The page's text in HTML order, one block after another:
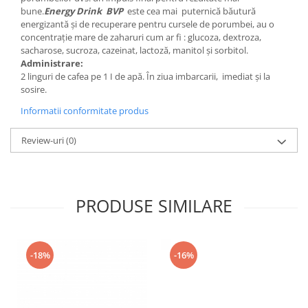
Hrană (furaje)
Hrănitori
Suplimente și grituri
Accesorii pentru făcut cuşti
Curatare copite
Accesorii veterinare
Capcane
Aditivi furajeri
Calciu furajer și stimulatoare ouat
Cărţi zootehnice
Raticide
bune.Energy Drink BVP este cea mai puternică băutură
energizantă și de recuperare pentru cursele de porumbei, au o
concentrație mare de zaharuri cum ar fi : glucoza, dextroza,
sacharose, sucroza, cazeinat, lactoză, manitol și sorbitol.
Administrare:
2 linguri de cafea pe 1 I de apă. În ziua imbarcarii, imediat și la
sosire.
Informatii conformitate produs
Review-uri(0)
PRODUSE SIMILARE
-18% -16%